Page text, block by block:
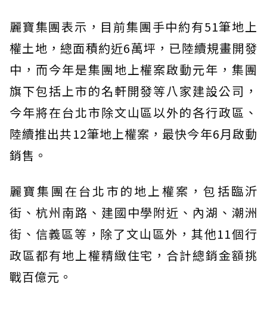
麗寶集團表示，目前集團手中約有51筆地上
權土地，總面積約近6萬坪，已陸續規畫開發
中，而今年是集團地上權案啟動元年，集團
旗下包括上市的名軒開發等八家建設公司，
今年將在台北市除文山區以外的各行政區、
陸續推出共12筆地上權案，最快今年6月啟動
銷售。
麗寶集團在台北市的地上權案，包括臨沂
街、杭州南路、建國中學附近、內湖、潮洲
街、信義區等，除了文山區外，其他11個行
政區都有地上權精緻住宅，合計總銷金額挑
戰百億元。